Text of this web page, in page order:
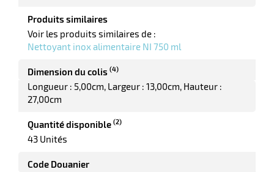
Produits similaires
Voir les produits similaires de :
Nettoyant inox alimentaire NI 750 ml
Dimension du colis (4)
Longueur : 5,00cm Largeur : 13,00cm Hauteur :
27,00cm
Quantité disponible (2)
43 Unités
Code Douanier